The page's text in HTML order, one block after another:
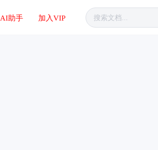
AI助手 加入VIP